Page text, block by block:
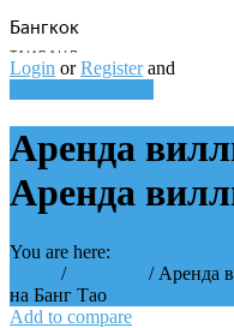
Login or Register and
Аренда
Аренда
You are here:
/ /Аренда
на Банг Тао
Add to compare